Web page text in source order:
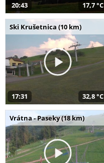
20:43 17,7 °C
Ski Krušetnica (10 km)
17:31 32,8 °C
Vrátna - Paseky (18 km)